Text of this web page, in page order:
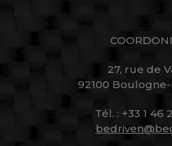
27, rue de
92100
Tél. : +33 1 46